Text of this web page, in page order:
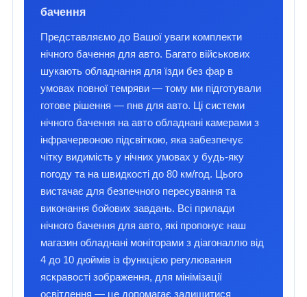
бачення
Представляємо до Вашої уваги комплекти
нічного бачення для авто. Багато військових
шукають обладнання для їзди без фар в
умовах повної темряви — тому ми підготували
готове рішення — пнв для авто. Ці системи
нічного бачення на авто обладнані камерами з
інфрачервоною підсвіткою, яка забезпечує
чітку видимість у нічних умовах у будь-яку
погоду та на швидкості до 80 км/год. Цього
вистачає для безпечного пересування та
виконання бойових завдань. Всі прилади
нічного бачення для авто, які пропонує наш
магазин обладнані моніторами з діагоналлю від
4 до 10 дюймів із функцією регулювання
яскравості зображення, для мінімізації
освітлення — це допомагає залишитися